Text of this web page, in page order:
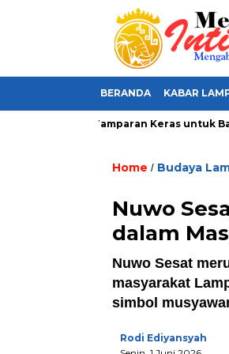
BERANDA KABAR
Politik, Tamparan Keras untuk Bawaslu
Home / Budaya
Nuwo
dalam
Nuwo Sesat
masyarakat
simbol
Rodi Ediyansyah